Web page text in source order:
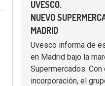
UVESCO.
NUEVO
MADRID
Uvesco informa de
en Madrid bajo la
Supermercados. Con
incorporación, el